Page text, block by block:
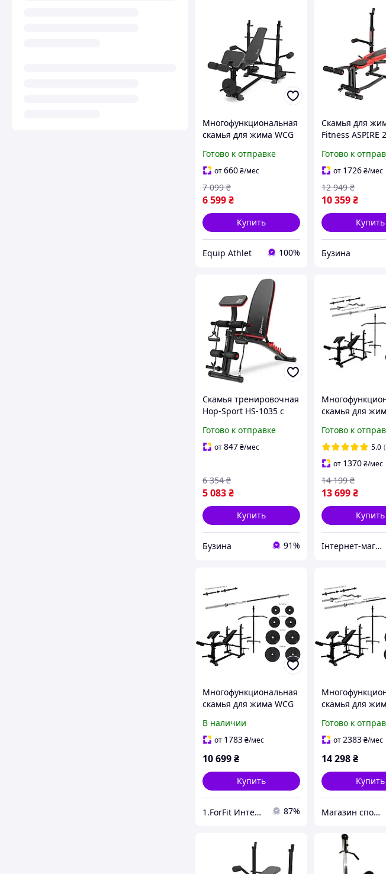
Многофункциональная
скамья для жима WCG
Приставка скотта
Готово к отправке
от660₴/мес
6 599₴
7 099 ₴
Купить
Equip Athlet 100%
Скамья для
Fitness ASPIRE
партой Скотта
Готово к
от 1726₴/мес
10 359₴
12 949 ₴
Купить
Бузина
Скамья тренировочная
Hop-Sport HS-1035 с
Готово к отправке
от847₴/мес
5 083₴
6 354 ₴
Купить
Бузина 91%
скамья для
Приставка
Набор HARD
128 КГ
Готово к
5.0
от 1370₴/мес
13 699₴
14 199 ₴
Купить
Інтернет-магазин "Атлант Спорт"
Многофункциональная
скамья для жима WCG
Приставка скотта
Набор HARD штанга 60
спортзала
В наличии
от 1783₴/мес
10 699₴
Купить
1.ForFit Интернет-магазин спортивных товаров 87%
скамья для
Приставка
Набор HARD
Готово к
от2383₴/мес
14 298₴
Купить
Магазин спортивных товаров "PLANETSPORT"